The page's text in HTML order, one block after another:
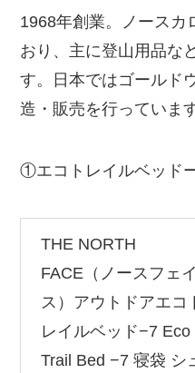
1968年創業。ノースカ
おり、主に登山用品な
す。日本ではゴールド
造・販売を行っています
①エコトレイルベッド
THE NORTH
FACE（ノースフェイ
ス）アウトドアエコ
レイルベッド−7 Eco
Trail Bed −7 寝袋 シ